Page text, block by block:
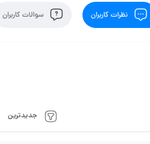
نظرات کاربران سوالات کاربران
جدیدترین